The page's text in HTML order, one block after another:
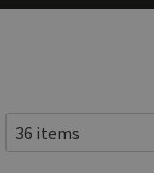
36 items